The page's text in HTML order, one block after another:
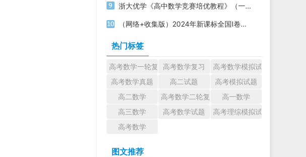
浙大优学《高中数学竞赛培优教程》（一试+二试）电子版下载打印
（网络+收集版）2024年新课标全国Ⅰ卷数学高考真题文档版（含答案）
热门标签
高考数学一轮复习高考数学复习
高考数学模拟试题
高考数学真题
高二试题
高考模拟试题
高二数学
高考数学二轮复习
高一数学
高三数学
高考数学试题
高考理综模拟试题
高考数学
图文推荐